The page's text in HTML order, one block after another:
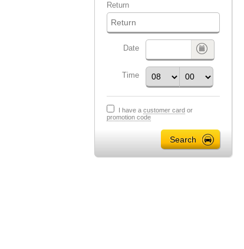
Return
Date
Time
I have a customer card or
promotion code